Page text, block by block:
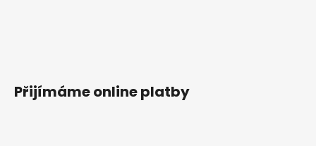
Přijímáme online platby